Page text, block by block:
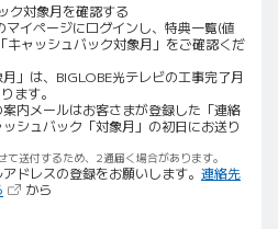
ク対象月を確認する
イページにログインし、特典一覧(値
キャッシュバック対象月」をご確認くだ
」は、BIGLOBE光テレビの工事完了月
ます。
内メールはお客さまが登録した「連絡
シュバック「対象月」の初日にお送り
て送付するため、2通届く場合があります。
ドレスの登録をお願いします。 連絡先
（新しいタブで開きます）
から